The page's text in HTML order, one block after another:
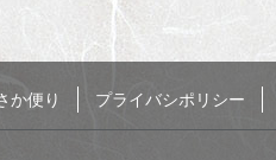
か便り プライバシポリシー